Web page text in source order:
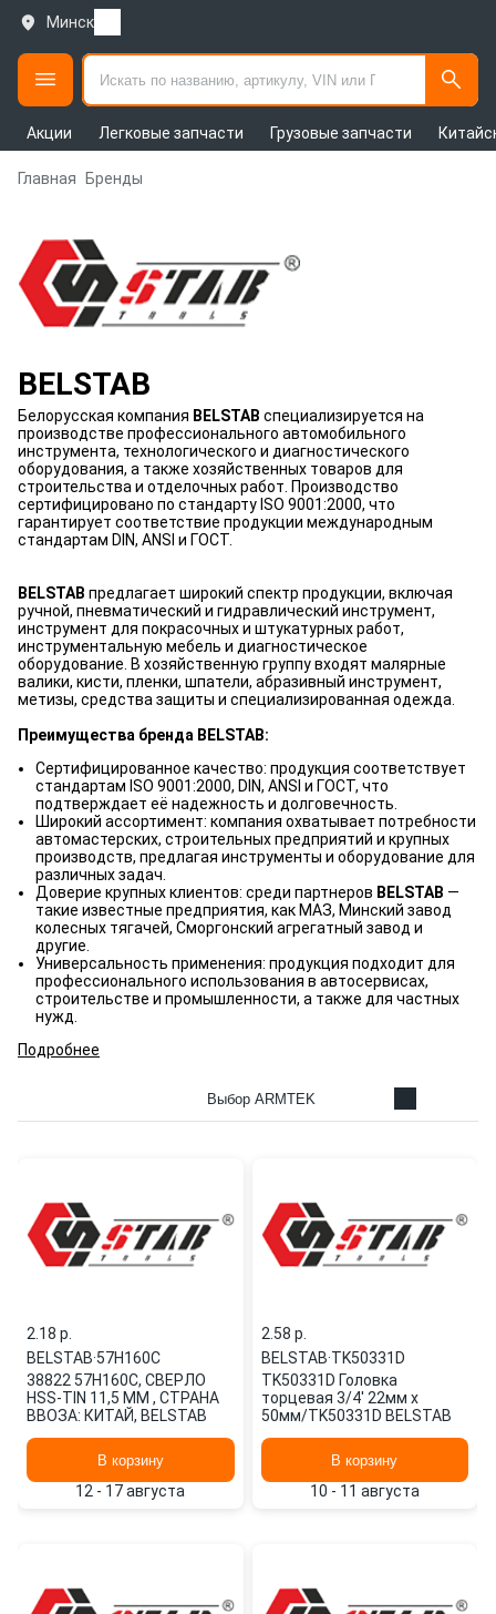
Минск
Акции Легковые запчасти Грузовые запчасти
Главная Бренды
BELSTAB
Белорусская компания BELSTAB специализируется на
производстве профессионального автомобильного
инструмента, технологического и диагностического
оборудования, а также хозяйственных товаров для
строительства и отделочных работ. Производство
сертифицировано по стандарту ISO 9001:2000, что
гарантирует соответствие продукции международным
стандартам DIN, ANSI и ГОСТ.
BELSTAB предлагает широкий спектр продукции, включая
ручной, пневматический и гидравлический инструмент,
инструмент для покрасочных и штукатурных работ,
инструментальную мебель и диагностическое
оборудование. В хозяйственную группу входят малярные
валики, кисти, пленки, шпатели, абразивный инструмент,
метизы, средства защиты и специализированная одежда.
Преимущества бренда BELSTAB:
Сертифицированное качество: продукция соответствует
стандартам ISO 9001:2000, DIN, ANSI и ГОСТ, что
подтверждает её надежность и долговечность.
Широкий ассортимент: компания охватывает потребности
автомастерских, строительных предприятий и крупных
производств, предлагая инструменты и оборудование для
различных задач.
Доверие крупных клиентов: среди партнеров BELSTAB —
такие известные предприятия, как МАЗ, Минский завод
колесных тягачей, Сморгонский агрегатный завод и
другие.
Универсальность применения: продукция подходит для
профессионального использования в автосервисах,
строительстве и промышленности, а также для частных
нужд.
Подробнее
Выбор ARMTEK
2.18 p.
BELSTAB·57H160C
38822 57H160C, СВЕРЛО
HSS-TIN 11,5 ММ , СТРАНА
ВВОЗА: КИТАЙ, BELSTAB
В корзину
12 - 17 августа
2.58 p.
BELSTAB·TK50331D
TK50331D Головка
торцевая 3/4' 22мм х
50мм/TK50331D BELSTAB
В корзину
10 - 11 августа